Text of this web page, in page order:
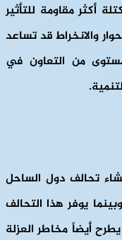
أكثر مقاومة للتأثير
والانخراط قد تساعد
من التعاون في
تحالف دول الساحل
يوفر هذا التحالف
أيضاً مخاطر العزلة